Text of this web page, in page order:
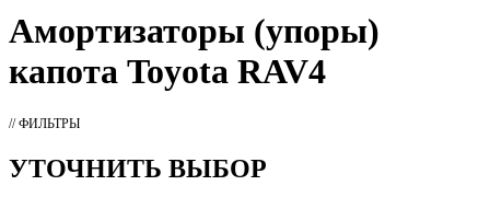
Амортизаторы (упоры)
капота Toyota RAV4
// ФИЛЬТРЫ
УТОЧНИТЬ ВЫБОР